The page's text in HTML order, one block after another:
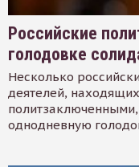
Российские
голодовке
Несколько
деятелей,
политзаключенными,
однодневную